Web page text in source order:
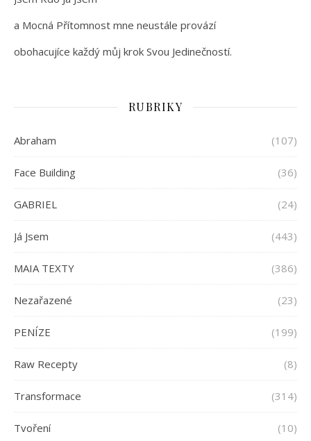
a Mocná Přítomnost mne neustále provází
obohacujíce každý můj krok Svou Jedinečností.
RUBRIKY
Abraham (107)
Face Building (36)
GABRIEL (24)
Já Jsem (443)
MAIA TEXTY (386)
Nezařazené (23)
PENÍZE (199)
Raw Recepty (8)
Transformace (314)
Tvoření (10)